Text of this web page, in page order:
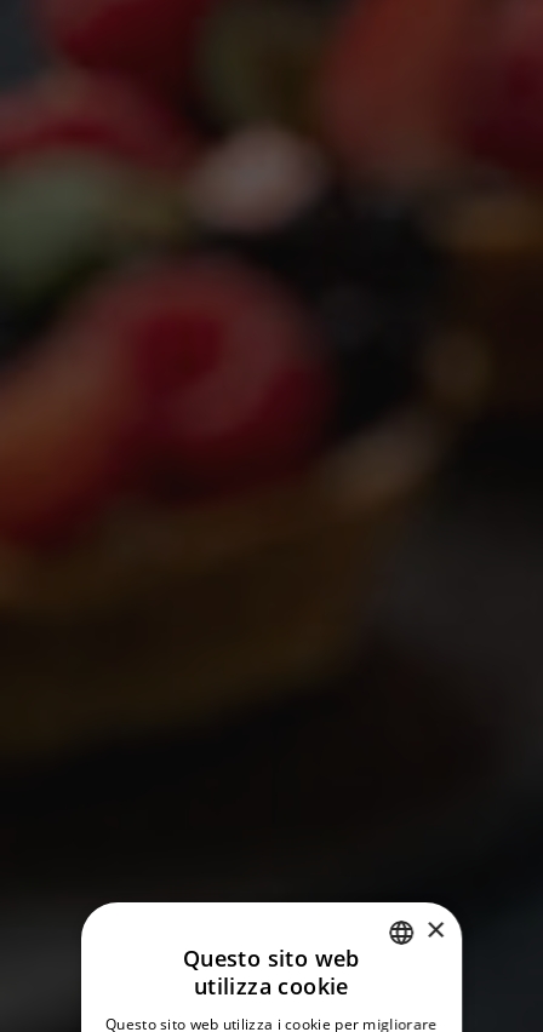
×
Questo sito web
utilizza cookie
Questo sito web utilizza i cookie per migliorare